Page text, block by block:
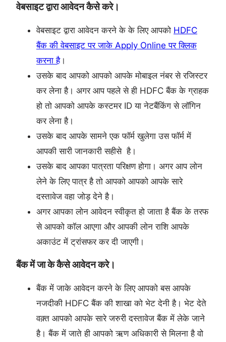
वेबसाइट द्वारा आवेदन कैसे करे।
वेबसाइट द्वारा आवेदन करने के के लिए आपको HDFC
बैंक की वेबसाइट पर जाके Apply Online पर क्लिक
करना है।
उसके बाद आपको आपको आपके मोबाइल नंबर से रजिस्टर
कर लेना है। अगर आप पहले से ही HDFC बैंक के ग्राहक
हो तो आपको आपके कस्टमर ID या नेटबैंकिंग से लॉगिन
कर लेना है।
उसके बाद आपके सामने एक फॉर्म खुलेगा उस फॉर्म में
आपकी सारी जानकारी सहीसे है।
उसके बाद आपका पात्रता परिक्षण होगा। अगर आप लोन
लेने के लिए पात्र है तो आपको आपको आपके सारे
दस्तावेज वहा जोड़ देने है।
अगर आपका लोन आवेदन स्वीकृत हो जाता है बैंक के तरफ
से आपको कॉल आएगा और आपकी लोन राशि आपके
अकाउंट में ट्रांसफर कर दी जाएगी।
बैंक में जा के कैसे आवेदन करे।
बैंक में जाके आवेदन करने के लिए आपको बस आपके
नजदीकी HDFC बैंक की शाखा को भेट देनी है। भेट देते
वक़्त आपको आपके सारे जरुरी दस्तावेज बैंक में लेके जाने
है। बैंक में जाते ही आपको ऋण अधिकारी से मिलना है वो